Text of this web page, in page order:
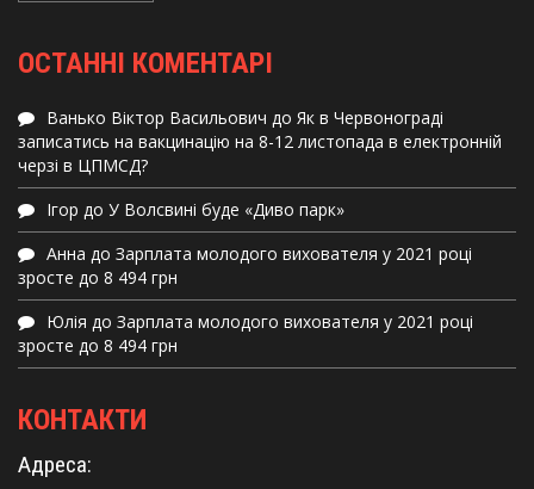
ОСТАННІ КОМЕНТАРІ
Ванько Віктор Васильович до Як в Червонограді
записатись на вакцинацію на 8-12 листопада в електронній
черзі в ЦПМСД?
Ігор до У Волсвині буде «Диво парк»
Анна до Зарплата молодого вихователя у 2021 році
зросте до 8 494 грн
Юлія до Зарплата молодого вихователя у 2021 році
зросте до 8 494 грн
КОНТАКТИ
Адреса: